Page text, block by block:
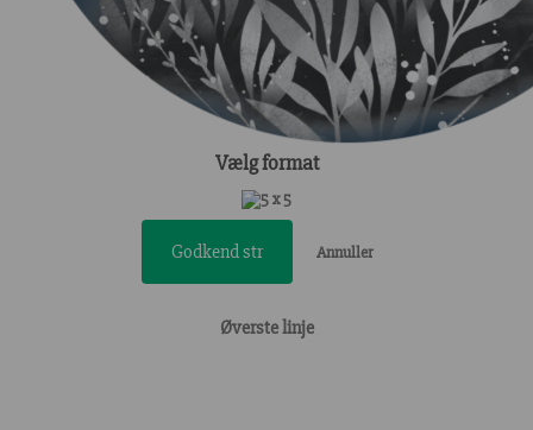
Vælg format
5 x 5
Godkend str Annuller
Øverste linje